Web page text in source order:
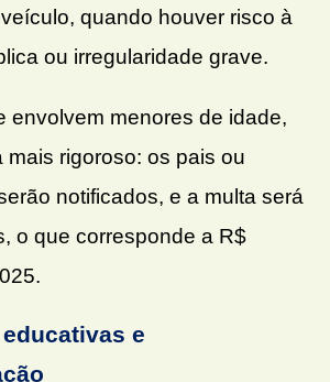
quando houver risco à
ou irregularidade grave.
envolvem menores de idade,
mais rigoroso: os pais ou
notificados, e a multa será
o que corresponde a R$
e